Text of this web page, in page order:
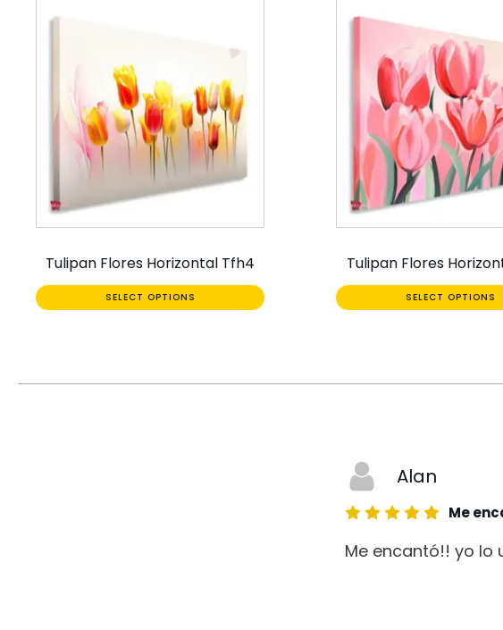
Tulipan Flores Horizontal Tfh4
SELECT OPTIONS
Tulipan Flores
SELECT OPTIONS
Alan
Me
Me encantó!! yo lo